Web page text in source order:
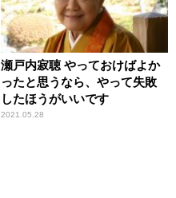
瀬戸内寂聴 やっておけばよか
ったと思うなら、やって失敗
したほうがいいです
2021.05.28